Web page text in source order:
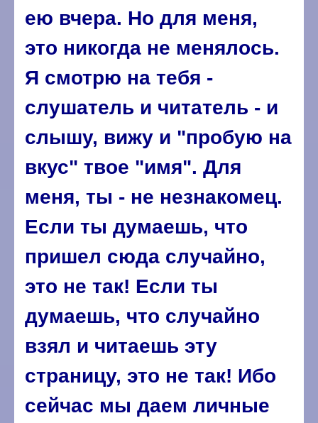
ею вчера. Но для меня,
это никогда не менялось.
Я смотрю на тебя -
слушатель и читатель - и
слышу, вижу и "пробую на
вкус" твое "имя". Для
меня, ты - не незнакомец.
Если ты думаешь, что
пришел сюда случайно,
это не так! Если ты
думаешь, что случайно
взял и читаешь эту
страницу, это не так! Ибо
сейчас мы даем личные